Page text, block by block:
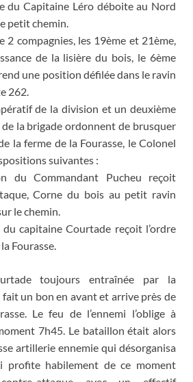
du Capitaine Léro déboite au Nord
petit chemin.
2 compagnies, les 19ème et 21ème,
de la lisière du bois, le 6ème
une position défilée dans le ravin
262.
de la division et un deuxième
la brigade ordonnent de brusquer
la ferme de la Fourasse, le Colonel
suivantes :
du Commandant Pucheu reçoit
Corne du bois au petit ravin
le chemin.
capitaine Courtade reçoit l’ordre
Fourasse.
toujours entraînée par la
un bon en avant et arrive près de
Le feu de l’ennemi l’oblige à
7h45. Le bataillon était alors
artillerie ennemie qui désorganisa
profite habilement de ce moment